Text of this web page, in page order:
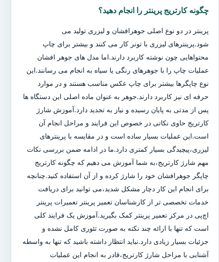
چگونه کارتریج پرینتر را انجام دهید؟
پرینتر در دو نوع اصلی جوهرافشان و لیزری تولید می
شود.پرینترهای لیزری با تونر کار می کنند و بیشتر برای چاپ
محتواهایی چون نوشته کاربرد دارند.اما مدل های جوهر افشان
عملیات چاپ را با جوهرهای رنگی یا سیاه به انجام می رسانند.این
نوع چاپگرها بیشتر برای چاپ عکس مناسب هستند و در موارد
حرفه ای نیز کاربرد دارند.جوهر به عنوان ماده اصلی این دستگاه ها
پس از مدتی به پایان رسیده و نیاز به تجدید دارد.آموزش شارژ
کارتریج حاوی نکاتی در خصوص این فرایند و مراحل انجام آن
است.این عملیات بسیار ساده است و در مقایسه با پرینترهای
لیزری،پیچیدگی بسیار کمتری دارد.ما در ادامه ضمن بررسی نکات
مهم شارژ کارتریج،به شما آموزش می دهیم که چگونه کارتریج
چاپگر جوهرافشان خود را شارژ کرده و از آن استفاده کنید.چنانچه
برای انجام این کار دچار مشکل شدید،می توانید برای دریافت
خدمات تخصصی تر از کارشناسان تعمیر پرینتر تعمیرات پرینتر
اچ‌پی در مرکز تعمیر پرینتر کمک بگیرید.آموزش یک فرایند کلی
است که تنها با ارائه چند نکته به صورت تئوری کامل نشده و
جزئیات بسیار زیادی دارد.نباید انتظار داشته باشید که تنها به واسطه
آشنایی با مراحل شارژ کارتریج،قادر به انجام این عملیات